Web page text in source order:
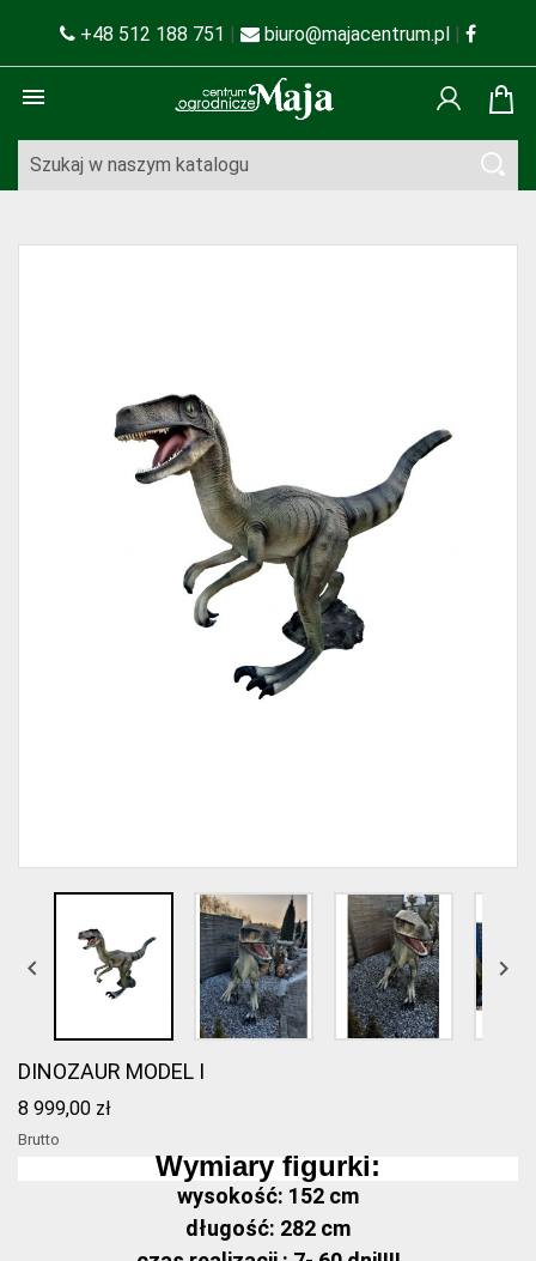
+48 512 188 751 | biuro@majacentrum.pl |

 
DINOZAUR MODEL I
8 999,00 zł
Brutto
Wymiary figurki:
wysokość: 152 cm
długość: 282 cm